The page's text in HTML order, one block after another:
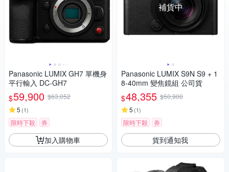
Panasonic LUMIX GH7 單機身
平行輸入 DC-GH7
$59,900 $63,052
5 (1)
限時下殺 券
加入購物車
補貨中
Panasonic LUMIX S9N S9 + 1
8-40mm 變焦鏡組 公司貨
$48,355 $50,900
5 (1)
限時下殺 券
貨到通知我